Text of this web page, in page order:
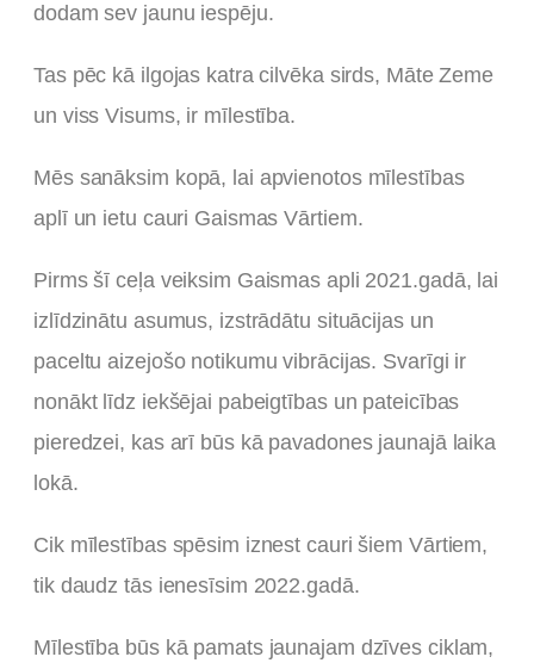
dodam sev jaunu iespēju.
Tas pēc kā ilgojas katra cilvēka sirds, Māte Zeme
un viss Visums, ir mīlestība.
Mēs sanāksim kopā, lai apvienotos mīlestības
aplī un ietu cauri Gaismas Vārtiem.
Pirms šī ceļa veiksim Gaismas apli 2021.gadā, lai
izlīdzinātu asumus, izstrādātu situācijas un
paceltu aizejošo notikumu vibrācijas. Svarīgi ir
nonākt līdz iekšējai pabeigtības un pateicības
pieredzei, kas arī būs kā pavadones jaunajā laika
lokā.
Cik mīlestības spēsim iznest cauri šiem Vārtiem,
tik daudz tās ienesīsim 2022.gadā.
Mīlestība būs kā pamats jaunajam dzīves ciklam,